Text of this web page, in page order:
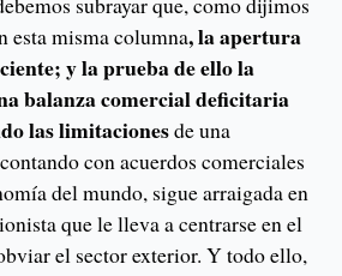
esta misma columna, la apertura
y la prueba de ello la
balanza comercial deficitaria
las limitacionesde una
con acuerdos comerciales
del mundo, sigue arraigada en
que le lleva a centrarse en el
el sector exterior. Y todo ello,